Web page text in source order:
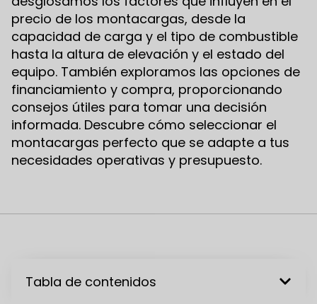
precio de los montacargas, desde la
capacidad de carga y el tipo de combustible
hasta la altura de elevación y el estado del
equipo. También exploramos las opciones de
financiamiento y compra, proporcionando
consejos útiles para tomar una decisión
informada. Descubre cómo seleccionar el
montacargas perfecto que se adapte a tus
necesidades operativas y presupuesto.
Tabla de contenidos